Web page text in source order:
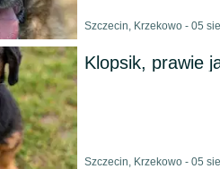
Szczecin, Krzekowo - 05
Klopsik, prawie
Szczecin, Krzekowo - 05